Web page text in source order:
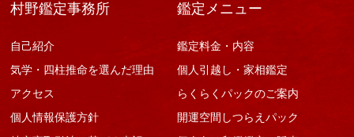
村野鑑定事務所
自己紹介
気学・四柱推命を選んだ理由
アクセス
個人情報保護方針
鑑定メニュー
鑑定料金・内容
個人引越し・家相鑑定
らくらくパックのご案内
開運空間しつらえパック